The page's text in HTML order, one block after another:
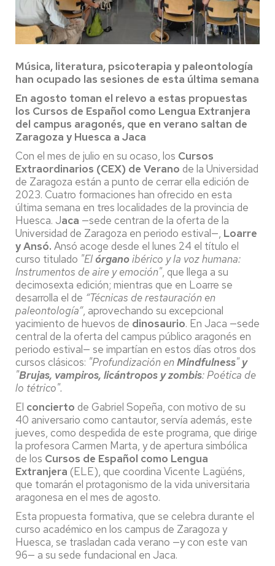
Música, literatura, psicoterapia y paleontología
han ocupado las sesiones de esta última semana
En agosto toman el relevo a estas propuestas
los Cursos de Español como Lengua Extranjera
del campus aragonés, que en verano saltan de
Zaragoza y Huesca a Jaca
Con el mes de julio en su ocaso, los Cursos
Extraordinarios (CEX) de Verano de la Universidad
de Zaragoza están a punto de cerrar ella edición de
2023. Cuatro formaciones han ofrecido en esta
última semana en tres localidades de la provincia de
Huesca. Jaca —sede centran de la oferta de la
Universidad de Zaragoza en periodo estival—, Loarre
y Ansó. Ansó acoge desde el lunes 24 el título el
curso titulado "Elórganoibérico y la voz humana:
Instrumentos de aire y emoción", que llega a su
decimosexta edición; mientras que en Loarre se
desarrolla el de “Técnicas de restauración en
paleontología”, aprovechando su excepcional
yacimiento de huevos de dinosaurio. En Jaca —sede
central de la oferta del campus público aragonés en
periodo estival— se impartían en estos días otros dos
cursos clásicos: "Profundización enMindfulness"y
"Brujas, vampiros, licántropos y zombis: Poética de
lo tétrico".
El concierto de Gabriel Sopeña, con motivo de su
40 aniversario como cantautor, servía además, este
jueves, como despedida de este programa, que dirige
la profesora Carmen Marta, y de apertura simbólica
de los Cursos de Español como Lengua
Extranjera (ELE), que coordina Vicente Lagüéns,
que tomarán el protagonismo de la vida universitaria
aragonesa en el mes de agosto.
Esta propuesta formativa, que se celebra durante el
curso académico en los campus de Zaragoza y
Huesca, se trasladan cada verano —y con este van
96— a su sede fundacional en Jaca.